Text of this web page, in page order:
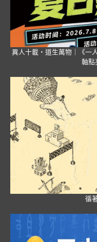
異人十載・道生萬物｜《一
軸點
循